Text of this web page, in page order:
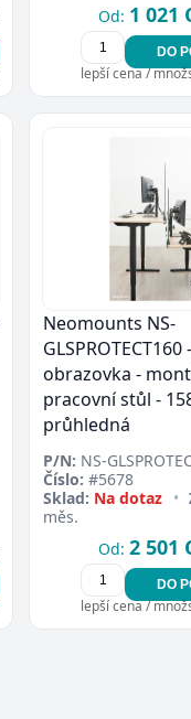
Od: 1 021
DO
lepší cena /
Neomounts NS-
obrazovka -
pracovní stůl -
průhledná
P/N: NS-
Číslo: #5678
Sklad: Na dotaz •
měs.
Od: 2 501
DO
lepší cena /